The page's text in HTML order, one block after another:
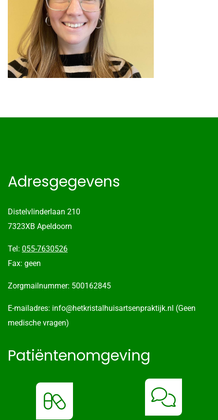
Adresgegevens
Distelvlinderlaan 210
7323XB Apeldoorn
Tel: 055-7630526
Fax: geen
Zorgmailnummer: 500162845
E-mailadres: info@hetkristalhuisartsenpraktijk.nl (Geen
medische vragen)
Patiëntenomgeving